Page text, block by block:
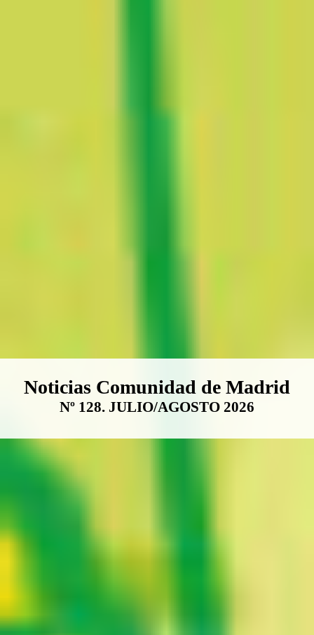
Boletín Noticias Comunidad de
Noticias Comunidad de Madrid
Nº 128. JULIO/AGOSTO 2026